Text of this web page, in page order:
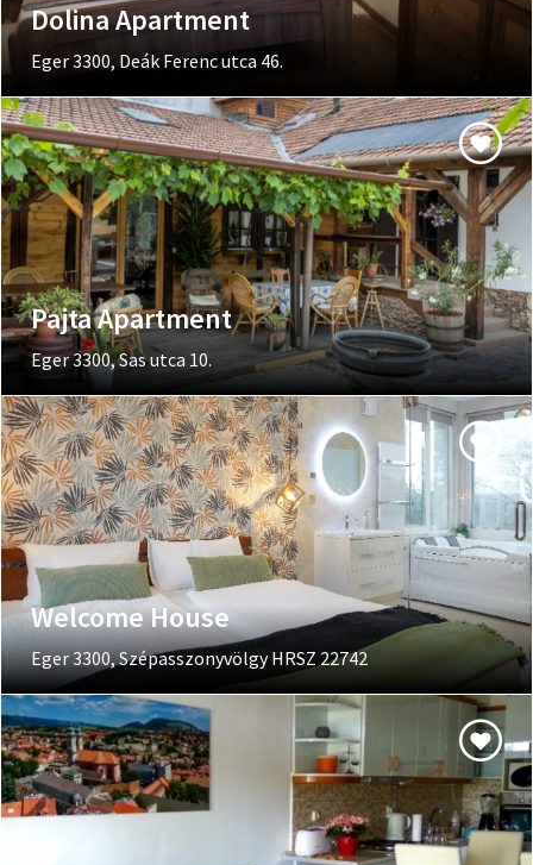
Dolina Apartment
Eger 3300, Deák Ferenc utca 46.
Pajta Apartment
Eger 3300, Sas utca 10.
Welcome House
Eger 3300, Szépasszonyvölgy HRSZ 22742